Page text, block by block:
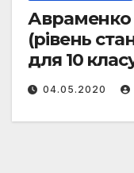
Авраменко О.
(рівень
для 10 класу
середньої
04.05.2020